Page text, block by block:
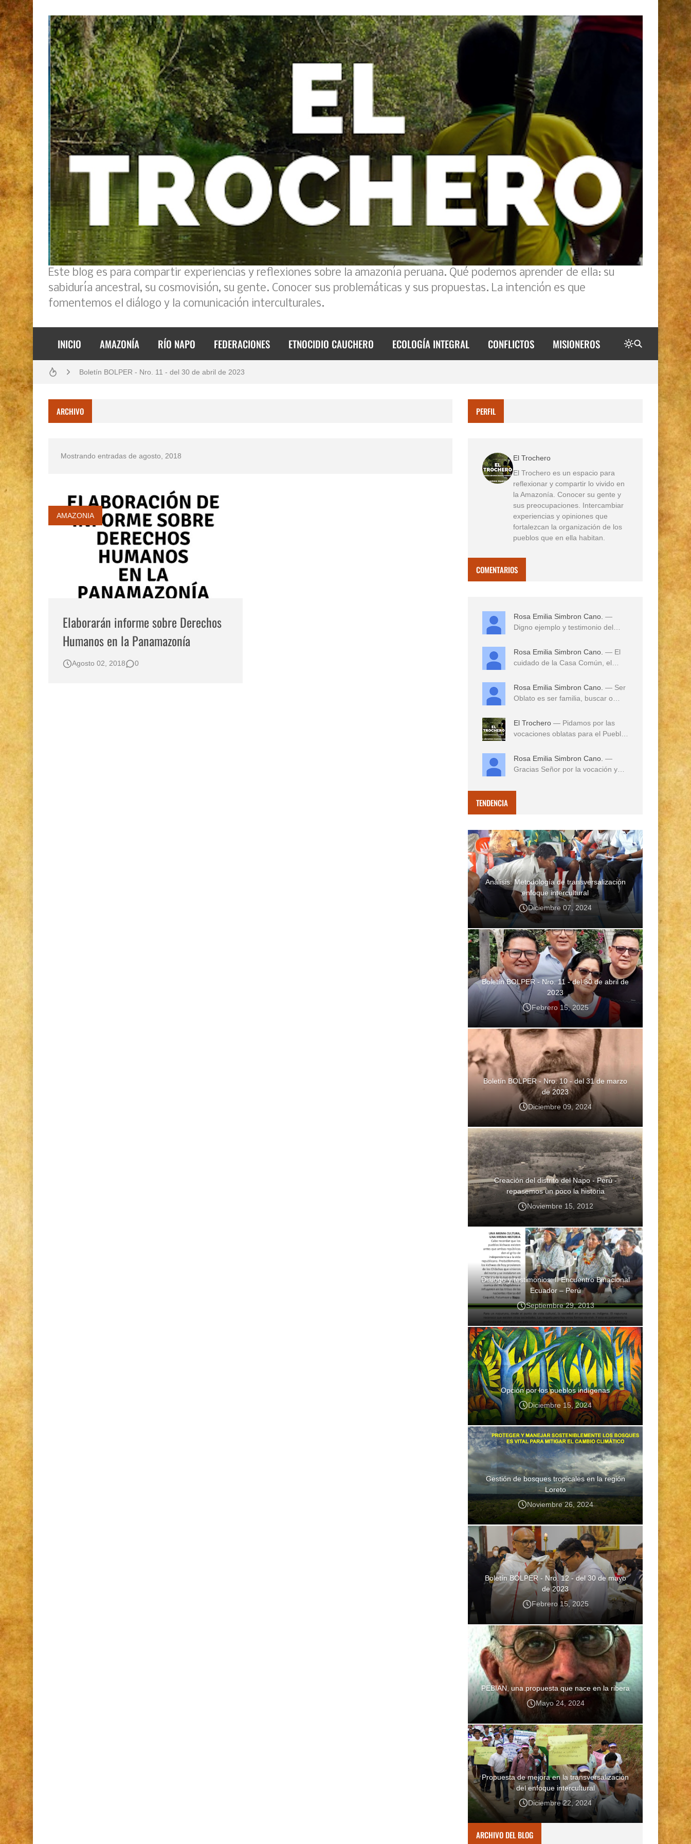
Este blog es para compartir experiencias y reflexiones sobre la amazonía peruana. Qué podemos aprender de ella: su
sabiduría ancestral, su cosmovisión, su gente. Conocer sus problemáticas y sus propuestas. La intención es que
fomentemos el diálogo y la comunicación interculturales.
INICIO AMAZONÍA RÍO NAPO FEDERACIONES ETNOCIDIO CAUCHERO ECOLOGÍA INTEGRAL CONFLICTOS MISIONEROS
Análisis: Metodología de transversalización enfoque intercultural
Boletín BOLPER - Nro. 11 - del 30 de abril de 2023
Gestión de bosques tropicales en la región Loreto
Boletín BOLPER - Nro. 12 - del 30 de mayo de 2023
ARCHIVO
Mostrando entradas de agosto, 2018
AMAZONIA
Elaborarán informe sobre Derechos
Humanos en la Panamazonía
Agosto 02, 2018 0
PERFIL
El Trochero
El Trochero es un espacio para
reflexionar y compartir lo vivido en
la Amazonía. Conocer su gente y
sus preocupaciones. Intercambiar
experiencias y opiniones que
fortalezcan la organización de los
pueblos que en ella habitan.
COMENTARIOS
Rosa Emilia Simbron Cano. —
Digno ejemplo y testimonio del
Rosa Emilia Simbron Cano. — El
cuidado de la Casa Común, el
Rosa Emilia Simbron Cano. — Ser
Oblato es ser familia, buscar o
El Trochero — Pidamos por las
vocaciones oblatas para el Pueblo
Rosa Emilia Simbron Cano. —
Gracias Señor por la vocación y
TENDENCIA
Análisis: Metodología de transversalización
enfoque intercultural
Diciembre 07, 2024
Boletín BOLPER - Nro. 11 - del 30 de abril de
2023
Febrero 15, 2025
Boletín BOLPER - Nro. 10 - del 31 de marzo
de 2023
Diciembre 09, 2024
Creación del distrito del Napo - Perú -
repasemos un poco la historia
Noviembre 15, 2012
Diálogo y testimonios: II Encuentro Binacional
Ecuador – Perú
Septiembre 29, 2013
Opción por los pueblos indígenas
Diciembre 15, 2024
Gestión de bosques tropicales en la región
Loreto
Noviembre 26, 2024
Boletín BOLPER - Nro. 12 - del 30 de mayo
de 2023
Febrero 15, 2025
PEBIAN, una propuesta que nace en la ribera
Mayo 24, 2024
Propuesta de mejora en la transversalización
del enfoque intercultural
Diciembre 22, 2024
ARCHIVO DEL BLOG